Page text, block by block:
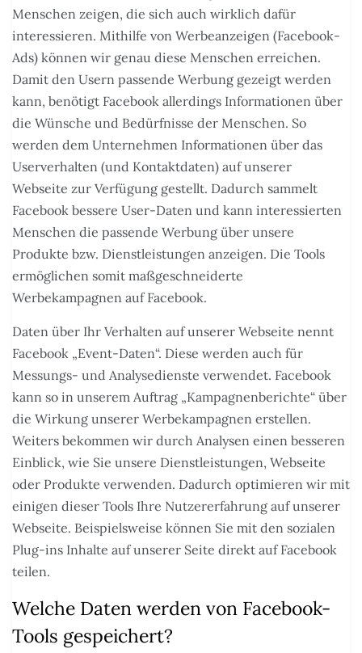
Menschen zeigen, die sich auch wirklich dafür
interessieren. Mithilfe von Werbeanzeigen (Facebook-
Ads) können wir genau diese Menschen erreichen.
Damit den Usern passende Werbung gezeigt werden
kann, benötigt Facebook allerdings Informationen über
die Wünsche und Bedürfnisse der Menschen. So
werden dem Unternehmen Informationen über das
Userverhalten (und Kontaktdaten) auf unserer
Webseite zur Verfügung gestellt. Dadurch sammelt
Facebook bessere User-Daten und kann interessierten
Menschen die passende Werbung über unsere
Produkte bzw. Dienstleistungen anzeigen. Die Tools
ermöglichen somit maßgeschneiderte
Werbekampagnen auf Facebook.
Daten über Ihr Verhalten auf unserer Webseite nennt
Facebook „Event-Daten“. Diese werden auch für
Messungs- und Analysedienste verwendet. Facebook
kann so in unserem Auftrag „Kampagnenberichte“ über
die Wirkung unserer Werbekampagnen erstellen.
Weiters bekommen wir durch Analysen einen besseren
Einblick, wie Sie unsere Dienstleistungen, Webseite
oder Produkte verwenden. Dadurch optimieren wir mit
einigen dieser Tools Ihre Nutzererfahrung auf unserer
Webseite. Beispielsweise können Sie mit den sozialen
Plug-ins Inhalte auf unserer Seite direkt auf Facebook
teilen.
Welche Daten werden von Facebook-
Tools gespeichert?